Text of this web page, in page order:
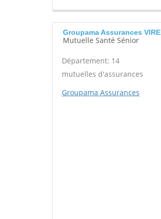
Groupama Assurances VIRE
Mutuelle Santé Sénior
Département: 14
mutuelles d'assurances
Groupama Assurances